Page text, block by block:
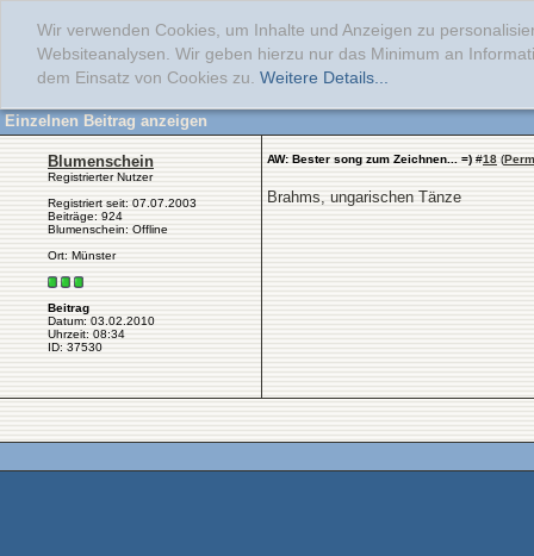
Wir verwenden Cookies, um Inhalte und Anzeigen zu
Websiteanalysen. Wir geben hierzu nur das Minimum an
dem Einsatz von Cookies zu. Weitere Details...
Einzelnen Beitrag anzeigen
Blumenschein
Registrierter Nutzer
Registriert seit: 07.07.2003
Beiträge: 924
Blumenschein: Offline
Ort: Münster
Beitrag
Datum: 03.02.2010
Uhrzeit: 08:34
ID: 37530
AW: Bester song zum Zeichnen... =) #18 (
Brahms, ungarischen Tänze